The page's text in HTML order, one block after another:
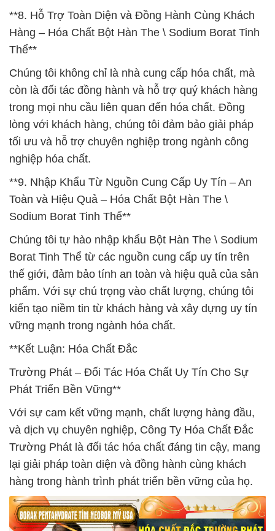
**8. Hỗ Trợ Toàn Diện và Đồng Hành Cùng Khách
Hàng – Hóa Chất Bột Hàn The \ Sodium Borat Tinh
Thể**
Chúng tôi không chỉ là nhà cung cấp hóa chất, mà
còn là đối tác đồng hành và hỗ trợ quý khách hàng
trong mọi nhu cầu liên quan đến hóa chất. Đồng
lòng với khách hàng, chúng tôi đảm bảo giải pháp
tối ưu và hỗ trợ chuyên nghiệp trong ngành công
nghiệp hóa chất.
**9. Nhập Khẩu Từ Nguồn Cung Cấp Uy Tín – An
Toàn và Hiệu Quả – Hóa Chất Bột Hàn The \
Sodium Borat Tinh Thể**
Chúng tôi tự hào nhập khẩu Bột Hàn The \ Sodium
Borat Tinh Thể từ các nguồn cung cấp uy tín trên
thế giới, đảm bảo tính an toàn và hiệu quả của sản
phẩm. Với sự chú trọng vào chất lượng, chúng tôi
kiến tạo niềm tin từ khách hàng và xây dựng uy tín
vững mạnh trong ngành hóa chất.
**Kết Luận: Hóa Chất Đắc
Trường Phát – Đối Tác Hóa Chất Uy Tín Cho Sự
Phát Triển Bền Vững**
Với sự cam kết vững mạnh, chất lượng hàng đầu,
và dịch vụ chuyên nghiệp, Công Ty Hóa Chất Đắc
Trường Phát là đối tác hóa chất đáng tin cậy, mang
lại giải pháp toàn diện và đồng hành cùng khách
hàng trong hành trình phát triển bền vững của họ.